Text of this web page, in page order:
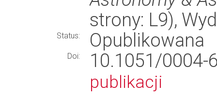
strony: L9),
Status: Opublikowana
Doi: 10.1051/
publikacji